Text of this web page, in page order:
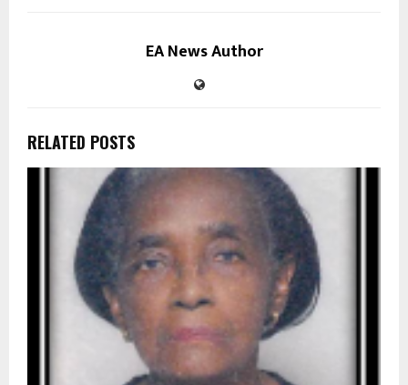
EA News Author
RELATED POSTS